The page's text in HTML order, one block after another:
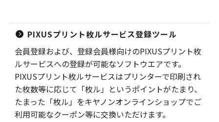
PIXUSプリント枚ルサービス登録ツール
会員登録および、登録会員様向けのPIXUSプリント枚
ルサービスへの登録が可能なソフトウエアです。
PIXUSプリント枚ルサービスはプリンターで印刷され
た枚数等に応じて「枚ル」というポイントがたまり、
たまった「枚ル」をキヤノンオンラインショップでご
利用可能なクーポン等に交換いただけます。